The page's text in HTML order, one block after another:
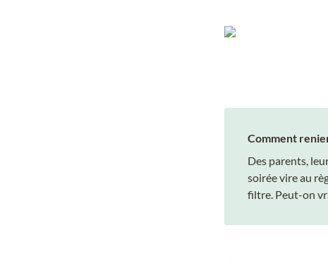
Comment
Des parents,
soirée vire au
filtre. Peut-on